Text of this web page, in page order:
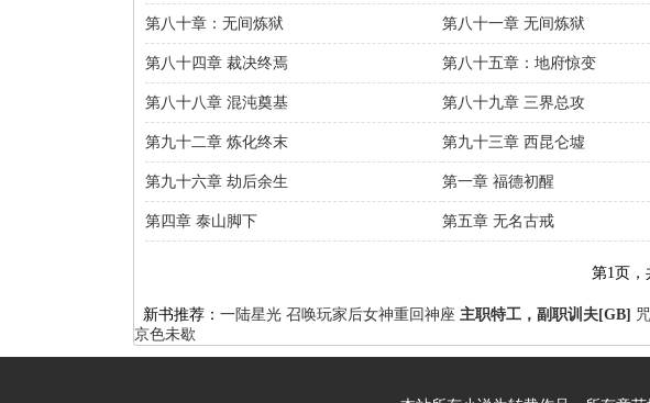
第八十章：无间炼狱 第八十一章 无间炼狱
第八十四章 裁决终焉 第八十五章：地府惊变
第八十八章 混沌奠基 第八十九章 三界总攻
第九十二章 炼化终末 第九十三章 西昆仑墟
第九十六章 劫后余生 第一章 福德初醒
第四章 泰山脚下 第五章 无名古戒
第1页，
新书推荐： 一陆星光 召唤玩家后女神重回神座 主职特工，副职训夫[GB]
京色未歇